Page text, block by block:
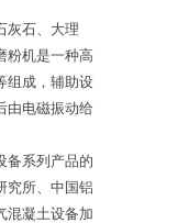
灰石、大理
粉机是一种高
组成，辅助设
由电磁振动给
备系列产品的
究所、中国铝
混凝土设备加